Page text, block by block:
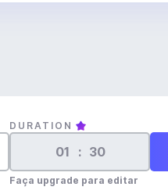
DURATION
:
Faça upgrade para editar